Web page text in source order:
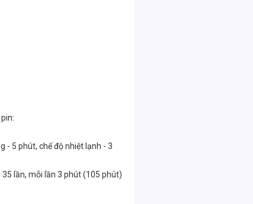
- 5 phút, chế độ nhiệt lạnh - 3
lần, mỗi lần 3 phút (105 phút)